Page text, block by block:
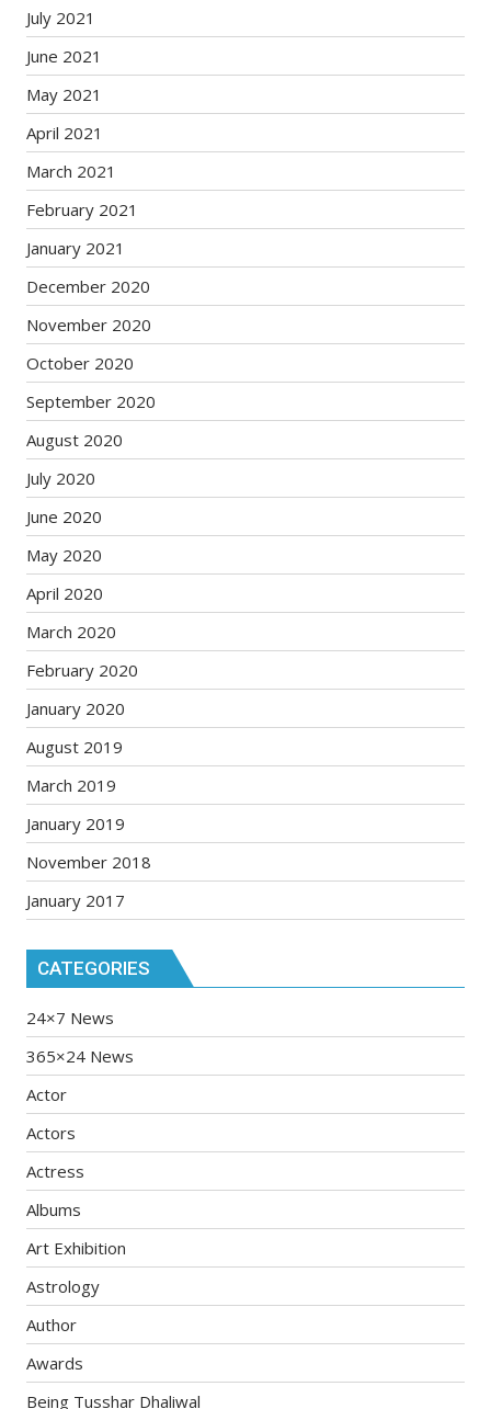
July 2021
June 2021
May 2021
April 2021
March 2021
February 2021
January 2021
December 2020
November 2020
October 2020
September 2020
August 2020
July 2020
June 2020
May 2020
April 2020
March 2020
February 2020
January 2020
August 2019
March 2019
January 2019
November 2018
January 2017
CATEGORIES
24×7 News
365×24 News
Actor
Actors
Actress
Albums
Art Exhibition
Astrology
Author
Awards
Being Tusshar Dhaliwal